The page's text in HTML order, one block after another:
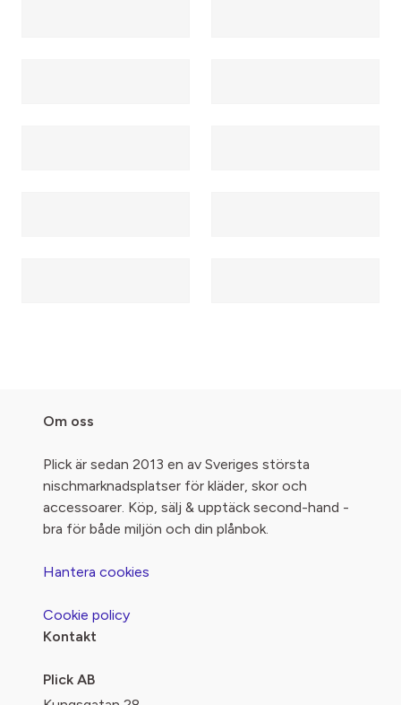
Om oss
Plick är sedan 2013 en av Sveriges största
nischmarknadsplatser för kläder, skor och
accessoarer. Köp, sälj & upptäck second-hand -
bra för både miljön och din plånbok.
Hantera cookies
Cookie policy
Kontakt
Plick AB